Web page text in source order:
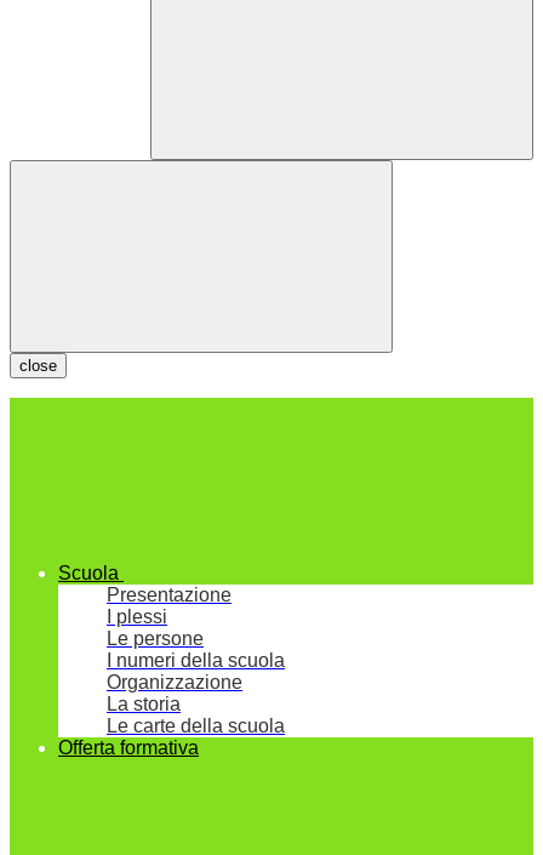
close
Scuola
Presentazione
I plessi
Le persone
I numeri della scuola
Organizzazione
La storia
Le carte della scuola
Offerta formativa